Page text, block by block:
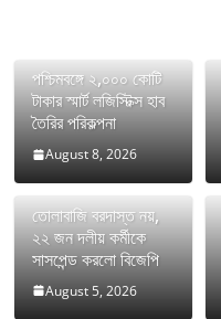
পশ্চিমবঙ্গে ২,০০০ কোটি
টাকার স্মার্ট লজিস্টিক্স হাব
তৈরির পরিকল্পনা
August 8, 2026
তোলাবাজি বরদাস্ত নয়,
২২ জন দলীয় কর্মীকে
সাসপেন্ড করলো বিজেপি
August 5, 2026
ভারতের FCRA বিল নিয়ে